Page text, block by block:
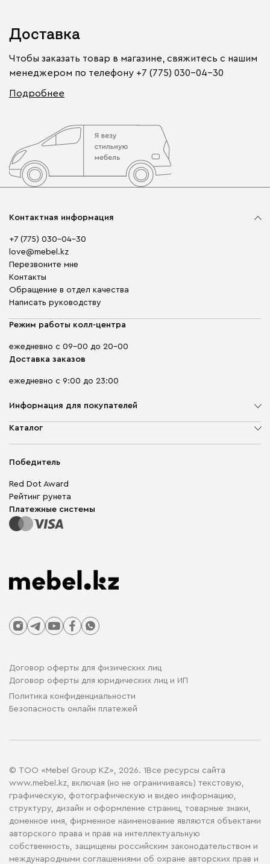
Доставка
Чтобы заказать товар в магазине, свяжитесь с нашим
менеджером по телефону +7 (775) 030-04-30
Подробнее
Контактная информация
+7 (775) 030-04-30
love@mebel.kz
Перезвоните мне
Контакты
Обращение в отдел качества
Написать руководству
Режим работы колл-центра
ежедневно с 09-00 до 20-00
Доставка заказов
ежедневно с 9:00 до 23:00
Информация для покупателей
О компании
Гарантия
Для бизнеса
Карта сайта
Каталог
Корпусная мебель
Модульная мебель
Столы и стулья
Победитель
Red Dot Award
Рейтинг рунета
Платежные системы
Договор оферты для физических лиц
Договор оферты для юридических лиц и ИП
Политика конфиденциальности
Безопасность онлайн платежей
© ТОО «Mebel Group KZ», 2026. 1Все ресурсы сайта
www.mebel.kz, включая (но не ограничиваясь) текстовую,
графическую, фотографическую и видео информацию,
структуру, дизайн и оформление страниц, товарные знаки,
доменное имя, фирменное наименование являются объектами
авторского права и прав на интеллектуальную
собственность, защищены российским законодательством и
международными соглашениями об охране авторских прав и